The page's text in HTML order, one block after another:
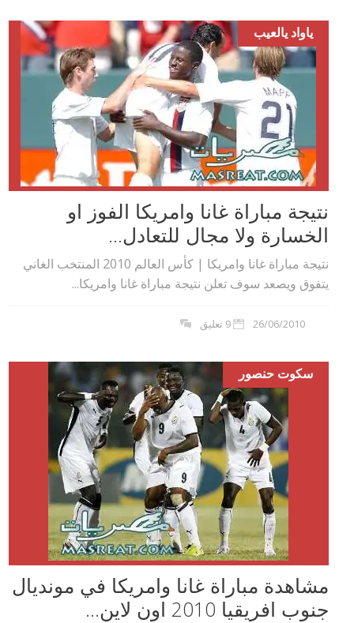
ياواد يالعيب
نتيجة مباراة غانا وامريكا الفوز او
الخسارة ولا مجال للتعادل...
نتيجة مباراة غانا وامريكا | كأس العالم 2010 المنتخب الغاني
يتفوق ويصعد سوف تعلن نتيجة مباراة غانا وامريكا...
26/06/2010 9 تعليق
سكوت حنصور
مشاهدة مباراة غانا وامريكا في مونديال
جنوب افريقيا 2010 اون لاين...